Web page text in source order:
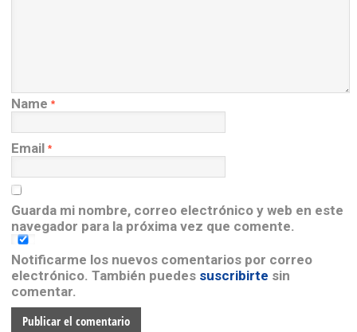
Name *
Email *
Guarda mi nombre, correo electrónico y web en este
navegador para la próxima vez que comente.
Notificarme los nuevos comentarios por correo
electrónico. También puedes suscribirte sin
comentar.